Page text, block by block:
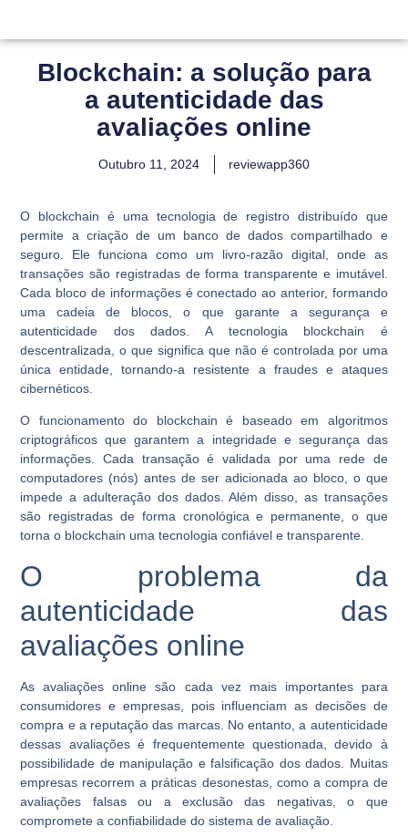
Blockchain: a solução para
a autenticidade das
avaliações online
Outubro 11, 2024 reviewapp360
O blockchain é uma tecnologia de registro distribuído que
permite a criação de um banco de dados compartilhado e
seguro. Ele funciona como um livro-razão digital, onde as
transações são registradas de forma transparente e imutável.
Cada bloco de informações é conectado ao anterior, formando
uma cadeia de blocos, o que garante a segurança e
autenticidade dos dados. A tecnologia blockchain é
descentralizada, o que significa que não é controlada por uma
única entidade, tornando-a resistente a fraudes e ataques
cibernéticos.
O funcionamento do blockchain é baseado em algoritmos
criptográficos que garantem a integridade e segurança das
informações. Cada transação é validada por uma rede de
computadores (nós) antes de ser adicionada ao bloco, o que
impede a adulteração dos dados. Além disso, as transações
são registradas de forma cronológica e permanente, o que
torna o blockchain uma tecnologia confiável e transparente.
O problema da
autenticidade das
avaliações online
As avaliações online são cada vez mais importantes para
consumidores e empresas, pois influenciam as decisões de
compra e a reputação das marcas. No entanto, a autenticidade
dessas avaliações é frequentemente questionada, devido à
possibilidade de manipulação e falsificação dos dados. Muitas
empresas recorrem a práticas desonestas, como a compra de
avaliações falsas ou a exclusão das negativas, o que
compromete a confiabilidade do sistema de avaliação.